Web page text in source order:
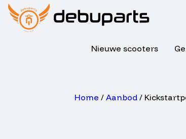
Nieuwe scooters
Home / Aanbod/